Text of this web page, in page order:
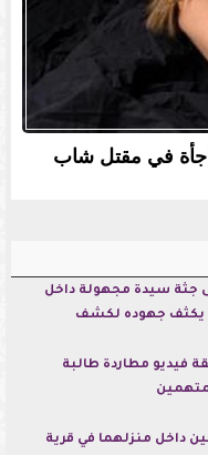
في مقتل شاب
جثة سيدة مجهولة داخل
يكثف جهوده لكشف
فيديو مطاردة طالبة
داخل منزلهما في قرية